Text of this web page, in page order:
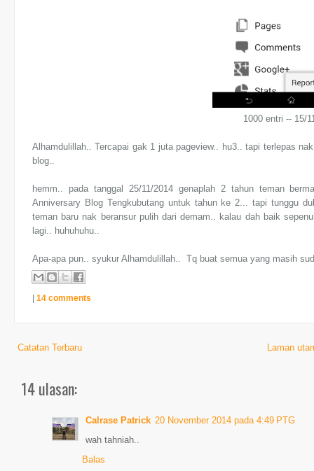
1000 entri -- 15/
Alhamdulillah.. Tercapai gak 1 juta pageview.. hu3.. tapi terlepas
blog..
hemm.. pada tanggal 25/11/2014 genaplah 2 tahun teman
Anniversary Blog Tengkubutang untuk tahun ke 2... tapi tunggu
teman baru nak beransur pulih dari demam.. kalau dah baik
lagi.. huhuhuhu..
Apa-apa pun.. syukur Alhamdulillah.. Tq buat semua yang masih
14 comments
Catatan Terbaru Laman
14 ulasan:
Calrase Patrick 20 November 2014 pada 4:49 PTG
wah tahniah..
Balas